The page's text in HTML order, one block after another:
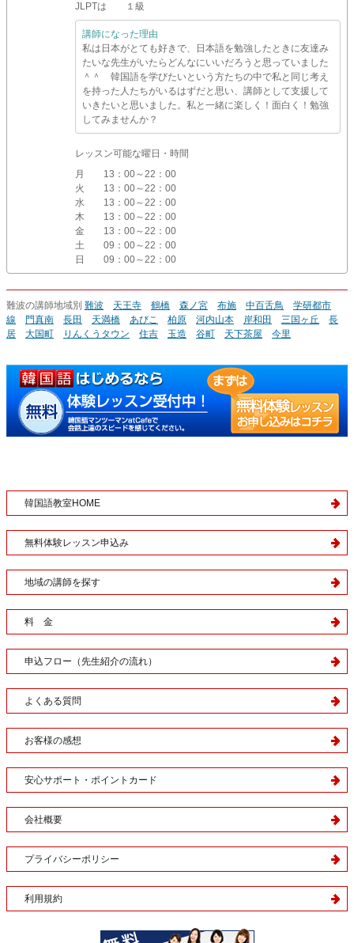
JLPTは １級
講師になった理由
私は日本がとても好きで、日本語を勉強したときに友達み
たいな先生がいたらどんなにいいだろうと思っていました
＾＾ 韓国語を学びたいという方たちの中で私と同じ考え
を持った人たちがいるはずだと思い、講師として支援して
いきたいと思いました。私と一緒に楽しく！面白く！勉強
してみませんか？
レッスン可能な曜日・時間
月
13：00～22：00
火
13：00～22：00
水
13：00～22：00
木
13：00～22：00
金
13：00～22：00
土
09：00～22：00
日
09：00～22：00
難波の講師地域別 難波 天王寺 鶴橋 森ノ宮 布施 中百舌鳥
学研都市
線
門真南 長田 天満橋 あびこ 柏原 河内山本 岸和田 三国ヶ丘
長
居
大国町 りんくうタウン 住吉 玉造 谷町 天下茶屋 今里
韓国語教室HOME
無料体験レッスン申込み
地域の講師を探す
料 金
申込フロー（先生紹介の流れ）
よくある質問
お客様の感想
安心サポート・ポイントカード
会社概要
プライバシーポリシー
利用規約